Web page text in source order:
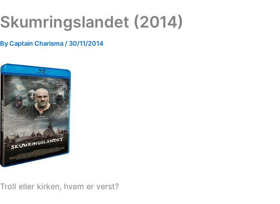
Skumringslandet (2014)
ByCaptain Charisma/ 30/11/2014
Troll eller kirken, hvem er verst?